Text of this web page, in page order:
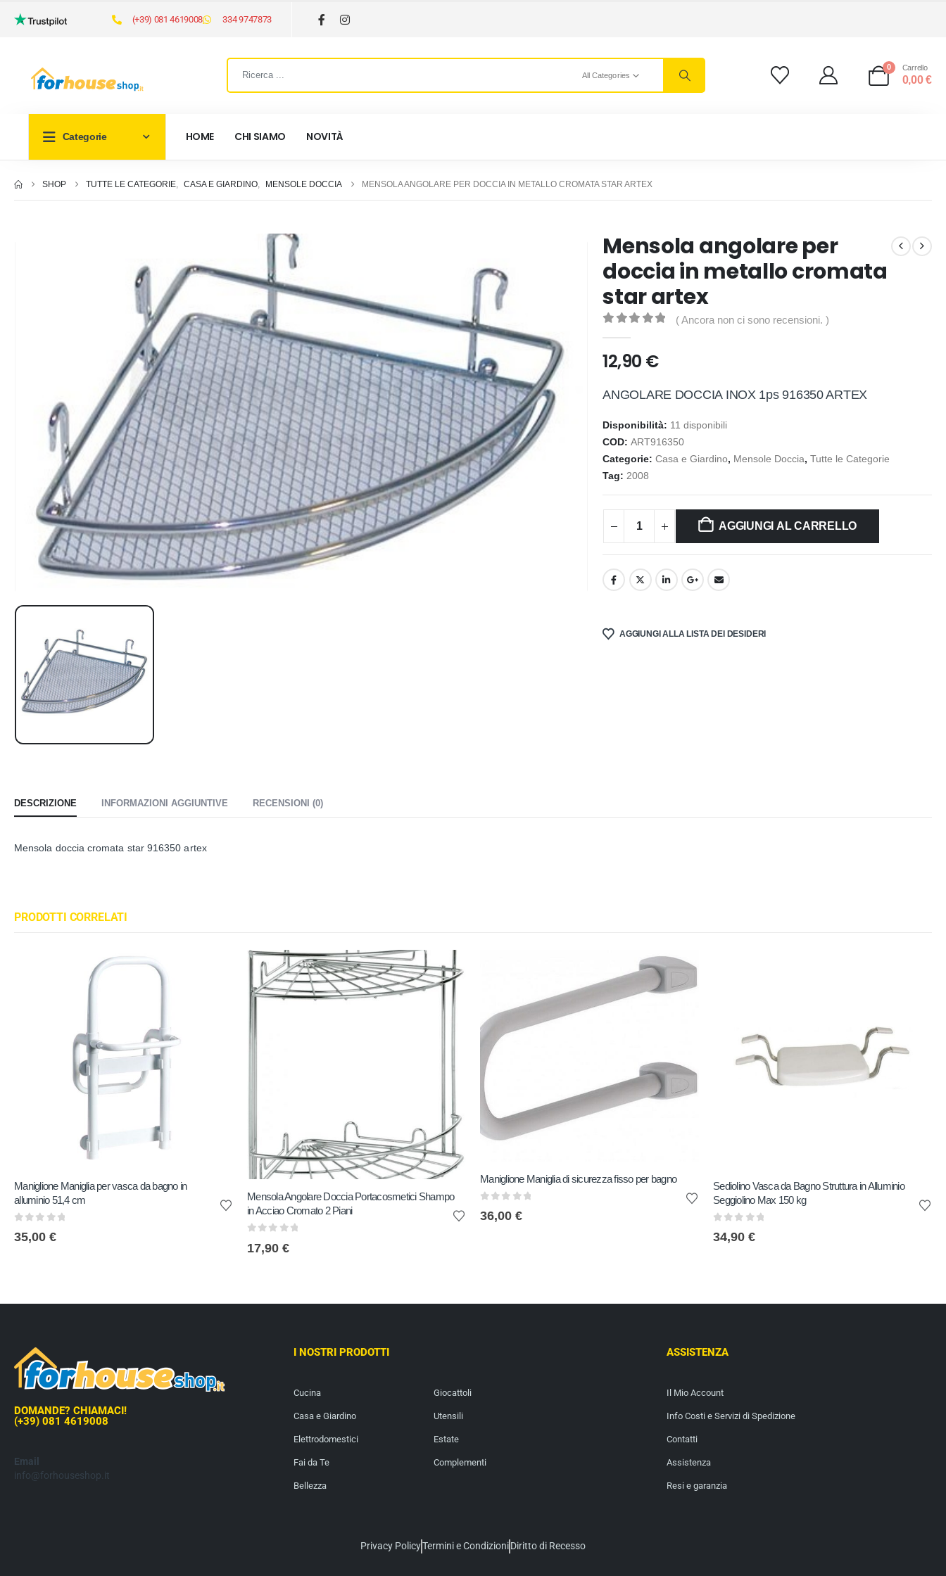
(+39) 081 4619008 334 9747873
All Categories
0 Carrello
0,00€
Categorie HOME CHI SIAMO NOVITÀ
SHOP TUTTE LE CATEGORIE, CASA E GIARDINO, MENSOLE DOCCIA MENSOLA ANGOLARE PER DOCCIA IN METALLO CROMATA STAR ARTEX
Mensola angolare per
doccia in metallo cromata
star artex
( Ancora non ci sono recensioni. )
12,90 €
ANGOLARE DOCCIA INOX 1ps 916350 ARTEX
Disponibilità: 11 disponibili
COD:ART916350
Categorie:Casa e Giardino, Mensole Doccia,Tutte le Categorie
Tag: 2008
AGGIUNGI AL CARRELLO
AGGIUNGI ALLA LISTA DEI DESIDERI
DESCRIZIONE INFORMAZIONI AGGIUNTIVE RECENSIONI (0)
Mensola doccia cromata star 916350 artex
PRODOTTI CORRELATI
Maniglione Maniglia per vasca da bagno in
alluminio 51,4 cm
35,00 €
Mensola Angolare Doccia Portacosmetici Shampo
in Acciao Cromato 2 Piani
17,90 €
Maniglione Maniglia di sicurezza fisso per bagno
36,00 €
Sediolino Vasca da Bagno Struttura in Alluminio
Seggiolino Max 150 kg
34,90 €
DOMANDE? CHIAMACI!
(+39) 081 4619008
Email
info@forhouseshop.it
I NOSTRI PRODOTTI
Cucina
Casa e Giardino
Elettrodomestici
Fai da Te
Bellezza
Giocattoli
Utensili
Estate
Complementi
ASSISTENZA
Il Mio Account
Info Costi e Servizi di Spedizione
Contatti
Assistenza
Resi e garanzia
Privacy PolicyTermini e CondizioniDiritto di Recesso